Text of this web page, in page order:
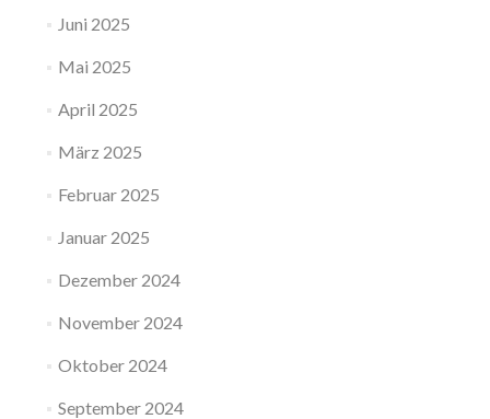
Juni 2025
Mai 2025
April 2025
März 2025
Februar 2025
Januar 2025
Dezember 2024
November 2024
Oktober 2024
September 2024